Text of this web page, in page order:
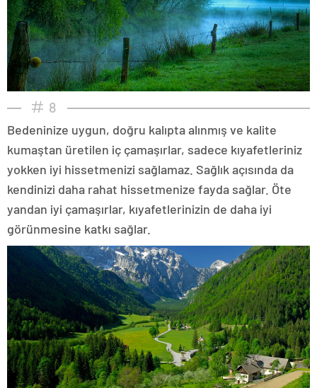
8
Bedeninize uygun, doğru kalıpta alınmış ve kalite
kumaştan üretilen iç çamaşırlar, sadece kıyafetleriniz
yokken iyi hissetmenizi sağlamaz. Sağlık açısında da
kendinizi daha rahat hissetmenize fayda sağlar. Öte
yandan iyi çamaşırlar, kıyafetlerinizin de daha iyi
görünmesine katkı sağlar.